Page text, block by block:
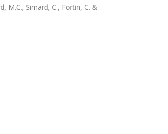
M.C., Simard, C., Fortin, C. &